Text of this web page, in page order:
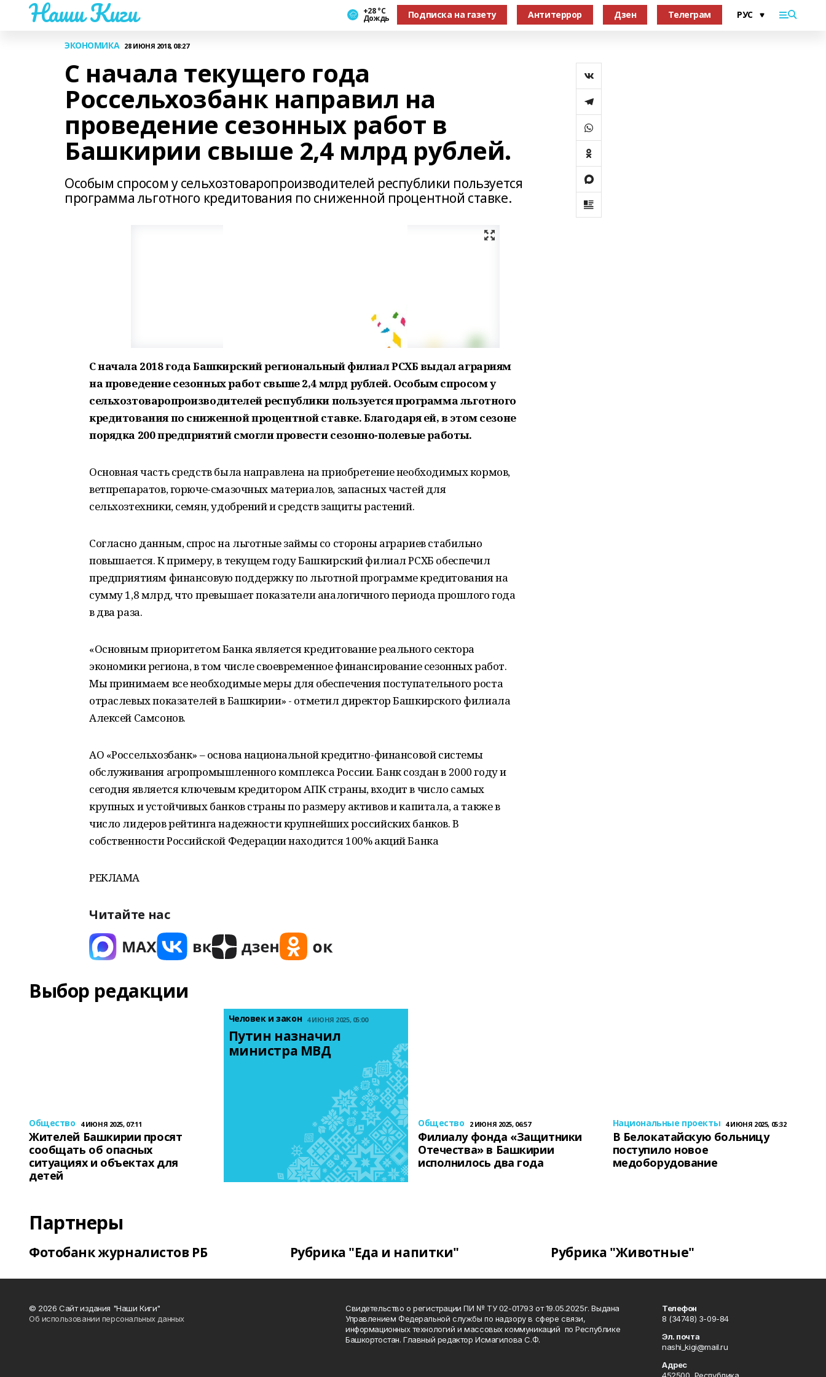
Наши Киги +28 °С
Дождь Подписка на газету Антитеррор Дзен Телеграм
ЭКОНОМИКА 28 ИЮНЯ 2018, 08:27
С начала текущего года
Россельхозбанк направил на
проведение сезонных работ в
Башкирии свыше 2,4 млрд рублей.
Особым спросом у сельхозтоваропроизводителей республики пользуется
программа льготного кредитования по сниженной процентной ставке.
С начала 2018 года Башкирский региональный филиал РСХБ выдал аграриям
на проведение сезонных работ свыше 2,4 млрд рублей. Особым спросом у
сельхозтоваропроизводителей республики пользуется программа льготного
кредитования по сниженной процентной ставке. Благодаря ей, в этом сезоне
порядка 200 предприятий смогли провести сезонно-полевые работы.
Основная часть средств была направлена на приобретение необходимых кормов,
ветпрепаратов, горюче-смазочных материалов, запасных частей для
сельхозтехники, семян, удобрений и средств защиты растений.
Согласно данным, спрос на льготные займы со стороны аграриев стабильно
повышается. К примеру, в текущем году Башкирский филиал РСХБ обеспечил
предприятиям финансовую поддержку по льготной программе кредитования на
сумму 1,8 млрд, что превышает показатели аналогичного периода прошлого года
в два раза.
«Основным приоритетом Банка является кредитование реального сектора
экономики региона, в том числе своевременное финансирование сезонных работ.
Мы принимаем все необходимые меры для обеспечения поступательного роста
отраслевых показателей в Башкирии» - отметил директор Башкирского филиала
Алексей Самсонов.
АО «Россельхозбанк» – основа национальной кредитно-финансовой системы
обслуживания агропромышленного комплекса России. Банк создан в 2000 году и
сегодня является ключевым кредитором АПК страны, входит в число самых
крупных и устойчивых банков страны по размеру активов и капитала, а также в
число лидеров рейтинга надежности крупнейших российских банков. В
собственности Российской Федерации находится 100% акций Банка
РЕКЛАМА
Читайте нас
Выбор редакции
Общество 4 ИЮНЯ 2025, 07:11
Жителей Башкирии просят
сообщать об опасных
ситуациях и объектах для
детей
Человек и закон 4 ИЮНЯ 2025, 05:00
Путин назначил
министра МВД
Общество 2 ИЮНЯ 2025, 06:57
Филиалу фонда «Защитники
Отечества» в Башкирии
исполнилось два года
Национальные проекты 4 ИЮНЯ 2025, 05:32
В Белокатайскую больницу
поступило новое
медоборудование
Партнеры
Фотобанк журналистов РБ Рубрика "Еда и напитки" Рубрика "Животные"
© 2026 Сайт издания "Наши Киги"
Об использовании персональных данных
Свидетельство о регистрации ПИ № ТУ 02-01793 от 19.05.2025г. Выдана
Управлением Федеральной службы по надзору в сфере связи,
информационных технологий и массовых коммуникаций по Республике
Башкортостан. Главный редактор Исмагилова С.Ф.
Телефон
8 (34748) 3-09-84
Эл. почта
nashi_kigi@mail.ru
Адрес